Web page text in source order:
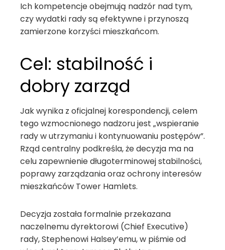
Ich kompetencje obejmują nadzór nad tym,
czy wydatki rady są efektywne i przynoszą
zamierzone korzyści mieszkańcom.
Cel: stabilność i
dobry zarząd
Jak wynika z oficjalnej korespondencji, celem
tego wzmocnionego nadzoru jest „wspieranie
rady w utrzymaniu i kontynuowaniu postępów”.
Rząd centralny podkreśla, że decyzja ma na
celu zapewnienie długoterminowej stabilności,
poprawy zarządzania oraz ochrony interesów
mieszkańców Tower Hamlets.
Decyzja została formalnie przekazana
naczelnemu dyrektorowi (Chief Executive)
rady, Stephenowi Halsey’emu, w piśmie od